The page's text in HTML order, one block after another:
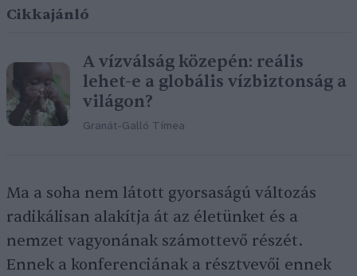
Cikkajánló
A vízválság közepén: reális
lehet-e a globális vízbiztonság a
világon?
Granát-Galló Tímea
Ma a soha nem látott gyorsaságú változás
radikálisan alakítja át az életünket és a
nemzet vagyonának számottevő részét.
Ennek a konferenciának a résztvevői ennek